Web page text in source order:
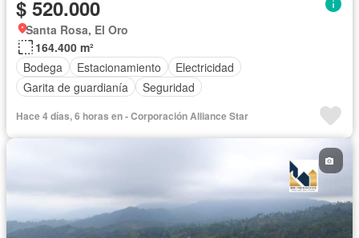
$ 520.000
Santa Rosa, El Oro
164.400 m²
Bodega
Estacionamiento
Electricidad
Garita de guardianía
Seguridad
Hace 4 días, 6 horas en - Corporación Alliance Star